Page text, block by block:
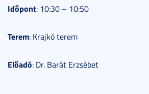
Időpont: 10:30 – 10:50
Terem: Krajkó terem
Előadó: Dr. Barát Erzsébet